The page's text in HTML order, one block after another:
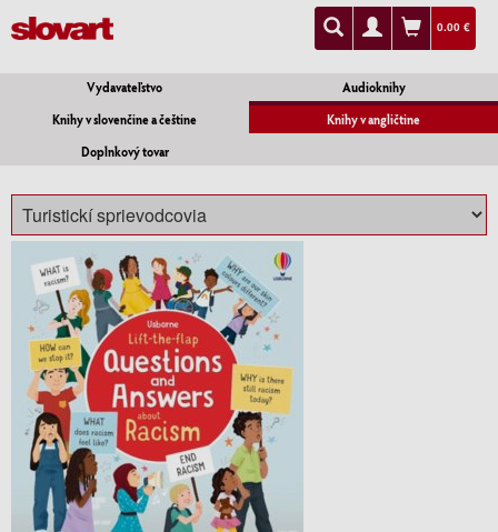
0.00 €
Vydavateľstvo
Audioknihy
Knihy v slovenčine a češtine
Knihy v angličtine
Doplnkový tovar